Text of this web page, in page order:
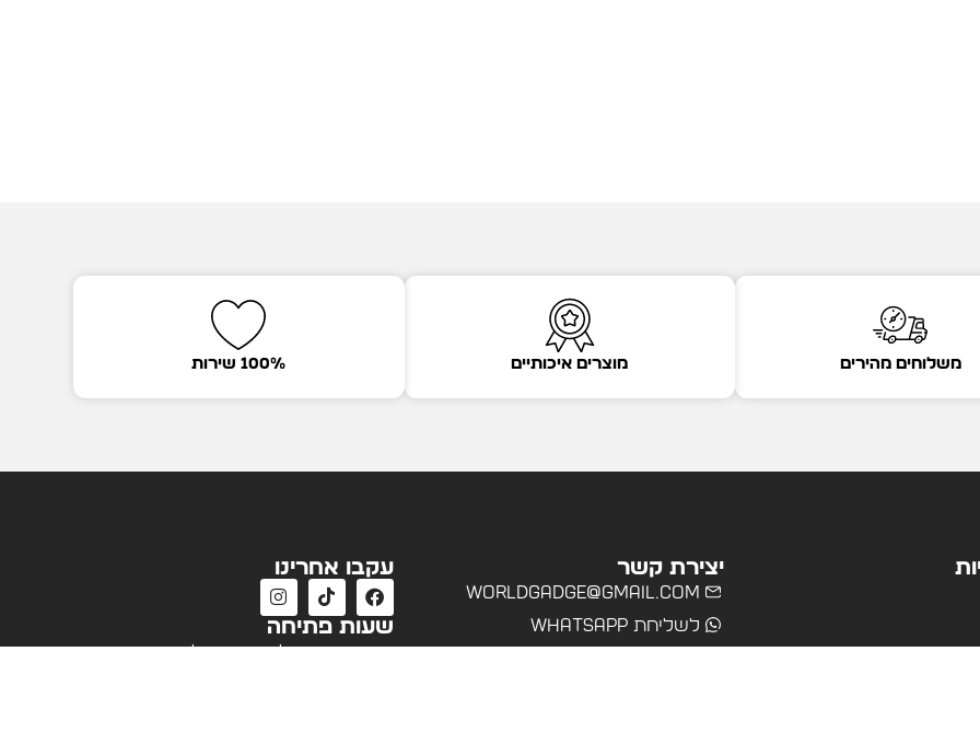
משלוחים מהירים מוצרים איכותיים 100% שירות
יצירת קשר
worldgadge@gmail.com
לשליחת WhatsApp
עקבו אחרינו
שעות פתיחה
שעות פעילות שירות לקוחות